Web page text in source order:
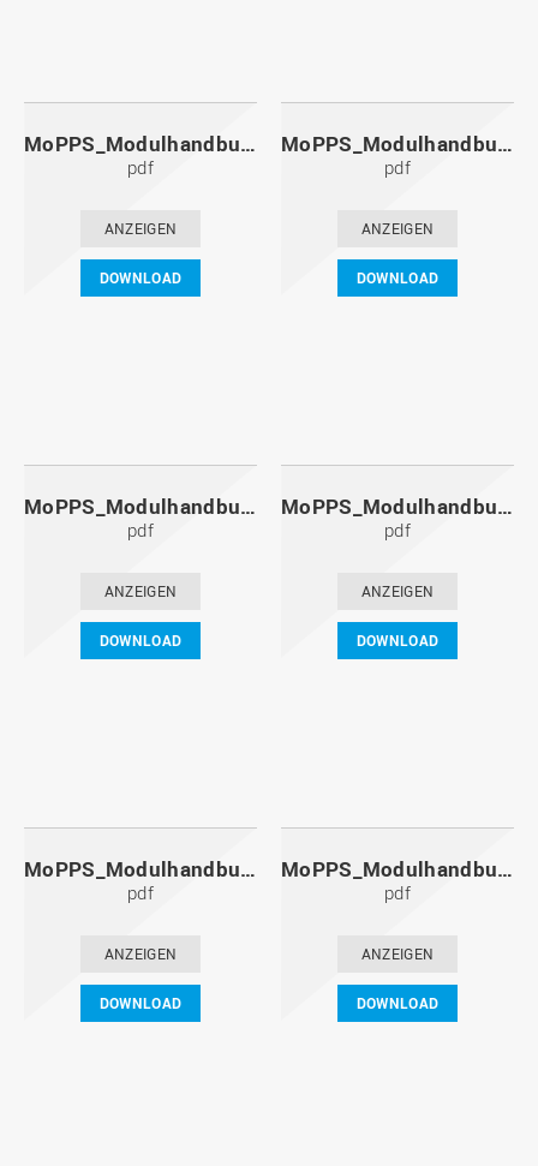
MoPPS_Modulhandbuch_20141201.pdf
pdf
ANZEIGEN
DOWNLOAD
MoPPS_Modulhandbuch_20140601.pdf
pdf
ANZEIGEN
DOWNLOAD
MoPPS_Modulhandbuch_20131201.pdf
pdf
ANZEIGEN
DOWNLOAD
MoPPS_Modulhandbuch_20130601.pdf
pdf
ANZEIGEN
DOWNLOAD
MoPPS_Modulhandbuch_20121201.pdf
pdf
ANZEIGEN
DOWNLOAD
MoPPS_Modulhandbuch_20120601.pdf
pdf
ANZEIGEN
DOWNLOAD